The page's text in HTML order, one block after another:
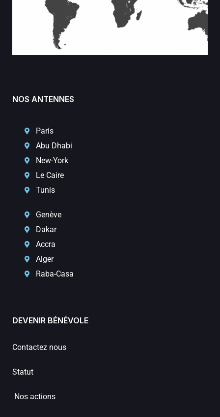
NOS ANTENNES
Paris
Abu Dhabi
New-York
Le Caire
Tunis
Genève
Dakar
Accra
Alger
Raba-Casa
DEVENIR BÉNÉVOLE
Contactez nous
Statut
Nos actions